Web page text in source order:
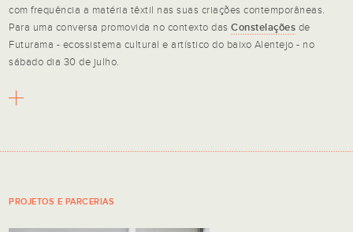
com frequência a matéria têxtil nas suas criações contemporâneas.
Para uma conversa promovida no contexto dasConstelações de
Futurama - ecossistema cultural e artístico do baixo Alentejo - no
sábado dia 30 de julho.
PROJETOS E PARCERIAS